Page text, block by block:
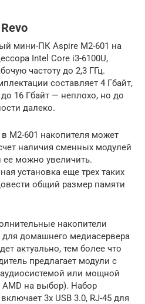
мини-ПК Aspire M2-601 на
Intel Core i3-6100U,
частоту до 2,3 ГГц.
составляет 4 Гбайт,
16 Гбайт — неплохо, но до
далеко.
M2-601 накопителя может
наличия сменных модулей
можно увеличить.
установка еще трех таких
общий размер памяти
накопители
для домашнего медиасервера
актуально, тем более что
предлагает модули с
или мощной
AMD на выбор). Набор
3х USB 3.0, RJ-45 для